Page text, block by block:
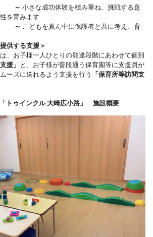
～ 小さな成功体験を積み重ね、挑戦する意
を育みます
～ こどもを真ん中に保護者と共に考え、育
供する支援＞
、お子様一人ひとりの発達段階にあわせて個別
援」 と、お子様が普段通う保育園等に支援員が
ーズに送れるよう支援を行う
「保育所等訪問支
トゥインクル 大崎広小路」 施設概要